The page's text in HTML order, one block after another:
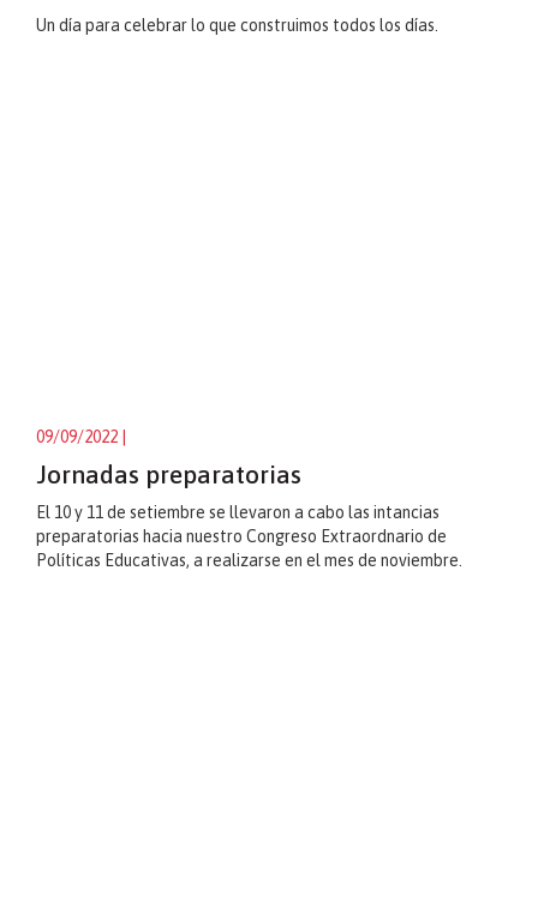
Un día para celebrar lo que construimos todos los días.
09/09/2022
Jornadas preparatorias
El 10 y 11 de setiembre se llevaron a cabo las intancias
preparatorias hacia nuestro Congreso Extraordnario de
Políticas Educativas, a realizarse en el mes de noviembre.